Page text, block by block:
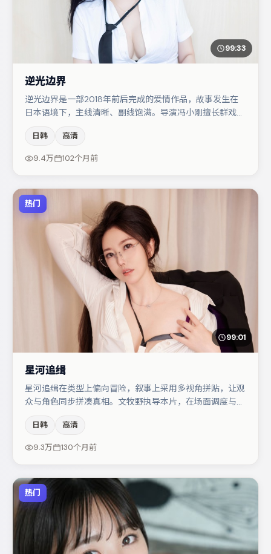
99:33
逆光边界
逆光边界是一部2018年前后完成的爱情作品，故事发生在
日本语境下，主线清晰、副线饱满。导演冯小刚擅长群戏与
片中承担叙事驱动，任素汐、白宇分别提供反差与喜剧/悬
疑调剂（视场次而定）。整体完成度较高，适合周末一口气
日韩 高清
9.4万 102个月前
热门
99:01
星河追缉
星河追缉在类型上偏向冒险，叙事上采用多视角拼贴，让观
众与角色同步拼凑真相。文牧野执导本片，在场面调度与表
幂的对手戏构成全片情感锚点，李光洁则以细节塑造推动谜
题层层揭开。节奏紧凑、反转有度，值得列入片单。
日韩 高清
9.3万 130个月前
热门